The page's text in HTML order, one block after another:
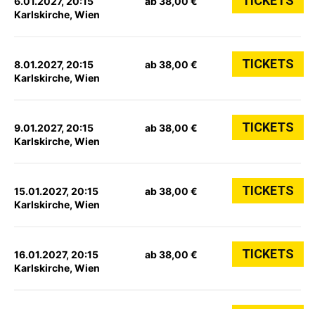
Karlskirche, Wien
8.01.2027, 20:15
Karlskirche, Wien
ab 38,00 € TICKETS
9.01.2027, 20:15
Karlskirche, Wien
ab 38,00 € TICKETS
15.01.2027, 20:15
Karlskirche, Wien
ab 38,00 € TICKETS
16.01.2027, 20:15
Karlskirche, Wien
ab 38,00 € TICKETS